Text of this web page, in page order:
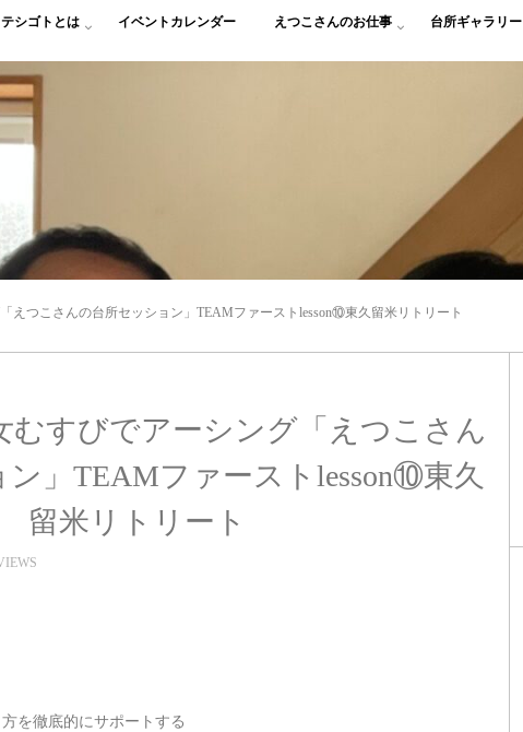
シゴトとは イベントカレンダー えつこさんのお仕事 台所ギャラリー
えつこさんの台所セッション」TEAMファーストlesson⑩東久留米リトリート
むすびでアーシング「えつこさん
」TEAMファーストlesson⑩東久
留米リトリート
を徹底的にサポートする